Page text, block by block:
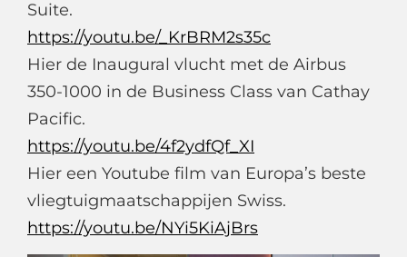
Suite.
https://youtu.be/_KrBRM2s35c
Hier de Inaugural vlucht met de Airbus
350-1000 in de Business Class van Cathay
Pacific.
https://youtu.be/4f2ydfQf_XI
Hier een Youtube film van Europa’s beste
vliegtuigmaatschappijen Swiss.
https://youtu.be/NYi5KiAjBrs